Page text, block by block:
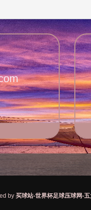
by 买球站-世界杯足球压球网-